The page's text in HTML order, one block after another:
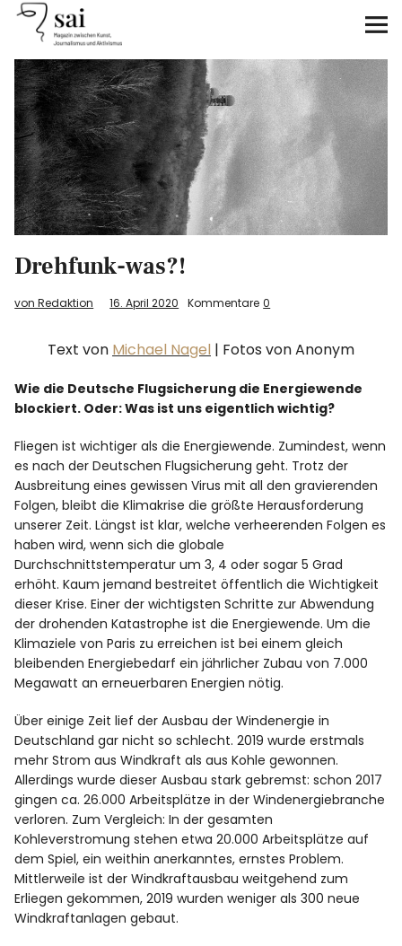
sai
Unterstützen
Klimagerechtigkeit
Antirassismus
Feminismen
Kunst&Literatur
Generation XYZ
FacebookInstagram
Info
Drehfunk-was?!
von Redaktion 16. April 2020 Kommentare 0
Text von Michael Nagel | Fotos von Anonym
Wie die Deutsche Flugsicherung die Energiewende
blockiert. Oder: Was ist uns eigentlich wichtig?
Fliegen ist wichtiger als die Energiewende. Zumindest, wenn
es nach der Deutschen Flugsicherung geht. Trotz der
Ausbreitung eines gewissen Virus mit all den gravierenden
Folgen, bleibt die Klimakrise die größte Herausforderung
unserer Zeit. Längst ist klar, welche verheerenden Folgen es
haben wird, wenn sich die globale
Durchschnittstemperatur um 3, 4 oder sogar 5 Grad
erhöht. Kaum jemand bestreitet öffentlich die Wichtigkeit
dieser Krise. Einer der wichtigsten Schritte zur Abwendung
der drohenden Katastrophe ist die Energiewende. Um die
Klimaziele von Paris zu erreichen ist bei einem gleich
bleibenden Energiebedarf ein jährlicher Zubau von 7.000
Megawatt an erneuerbaren Energien nötig.
Über einige Zeit lief der Ausbau der Windenergie in
Deutschland gar nicht so schlecht. 2019 wurde erstmals
mehr Strom aus Windkraft als aus Kohle gewonnen.
Allerdings wurde dieser Ausbau stark gebremst: schon 2017
gingen ca. 26.000 Arbeitsplätze in der Windenergiebranche
verloren. Zum Vergleich: In der gesamten
Kohleverstromung stehen etwa 20.000 Arbeitsplätze auf
dem Spiel, ein weithin anerkanntes, ernstes Problem.
Mittlerweile ist der Windkraftausbau weitgehend zum
Erliegen gekommen, 2019 wurden weniger als 300 neue
Windkraftanlagen gebaut.